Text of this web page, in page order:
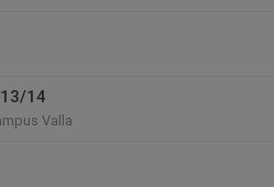
14
Valla